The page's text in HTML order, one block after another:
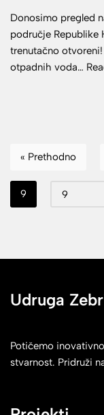
Donosimo pregled
područje Republike
trenutačno
otpadnih voda…
« Prethodno
9
Udruga
Potičemo
stvarnost. Pridruži